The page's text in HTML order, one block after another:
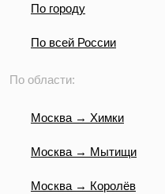
По городу
По всей России
По области:
Москва → Химки
Москва → Мытищи
Москва → Королёв